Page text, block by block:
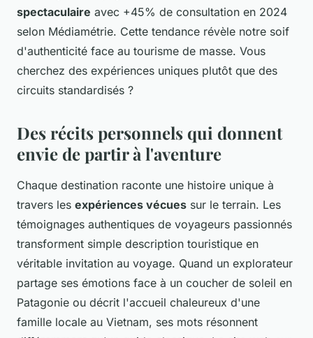
spectaculaire avec +45% de consultation en 2024
selon Médiamétrie. Cette tendance révèle notre soif
d'authenticité face au tourisme de masse. Vous
cherchez des expériences uniques plutôt que des
circuits standardisés ?
Des récits personnels qui donnent
envie de partir à l'aventure
Chaque destination raconte une histoire unique à
travers les expériences vécues sur le terrain. Les
témoignages authentiques de voyageurs passionnés
transforment simple description touristique en
véritable invitation au voyage. Quand un explorateur
partage ses émotions face à un coucher de soleil en
Patagonie ou décrit l'accueil chaleureux d'une
famille locale au Vietnam, ses mots résonnent